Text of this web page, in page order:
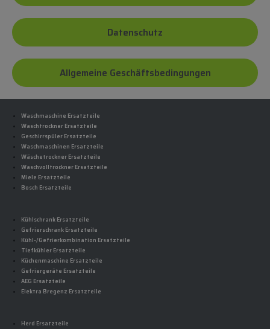
Datenschutz
Allgemeine Geschäftsbedingungen
Waschmaschine Ersatzteile
Waschtrockner Ersatzteile
Geschirrspüler Ersatzteile
Waschmaschinen Ersatzteile
Wäschetrockner Ersatzteile
Waschvolltrockner Ersatzteile
Miele Ersatzteile
Bosch Ersatzteile
Kühlschrank Ersatzteile
Gefrierschrank Ersatzteile
Kühl-/Gefrierkombination Ersatzteile
Tiefkühler Ersatzteile
Küchenmaschine Ersatzteile
Gefriergeräte Ersatzteile
AEG Ersatzteile
Elektra Bregenz Ersatzteile
Herd Ersatzteile